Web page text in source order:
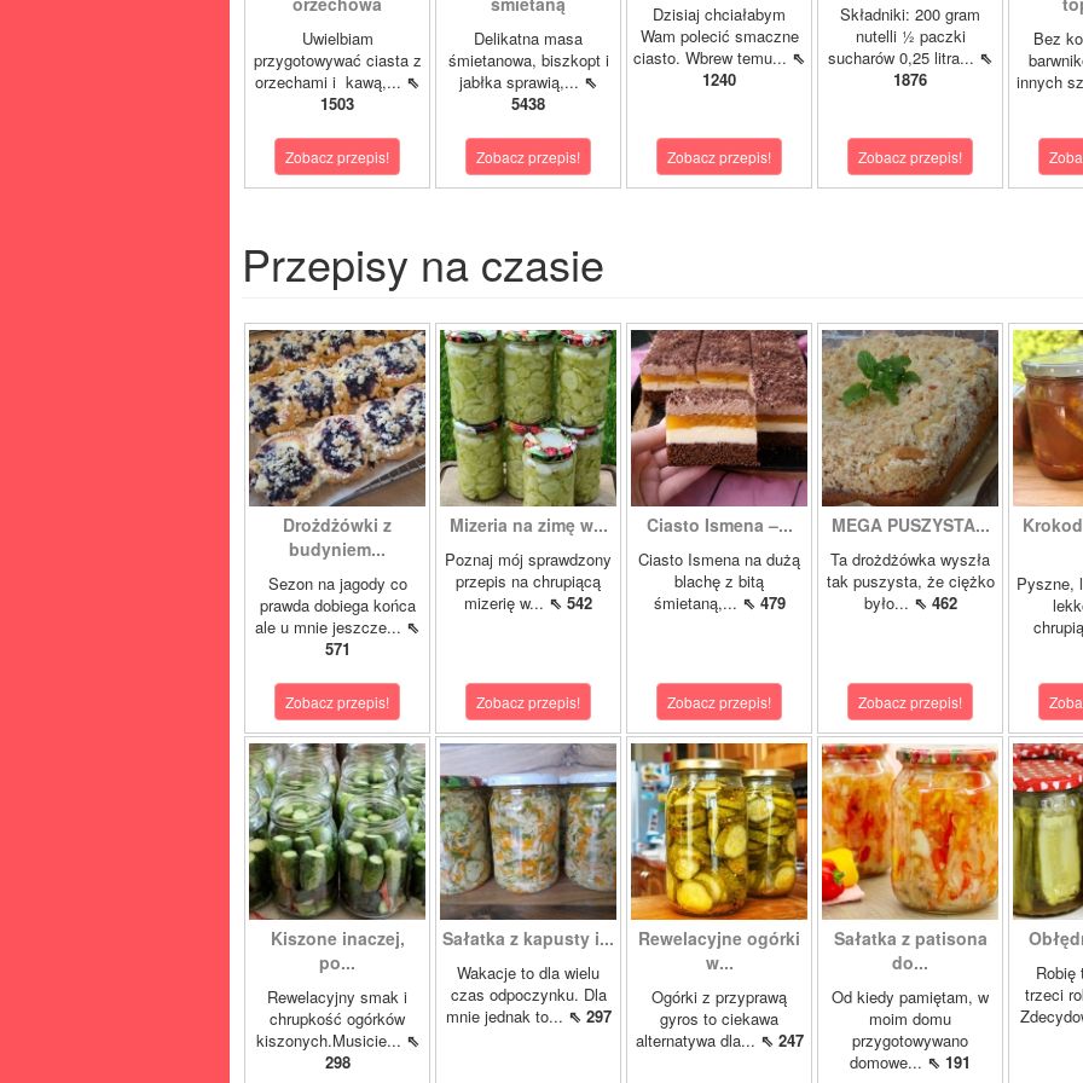
Uwielbiam
przygotowywać ciasta z
orzechami i kawą,... ⇖
1503
Zobacz przepis!
Delikatna masa
śmietanowa, biszkopt i
jabłka sprawią,... ⇖
5438
Zobacz przepis!
Dzisiaj chciałabym
Wam polecić smaczne
ciasto. Wbrew temu... ⇖
1240
Zobacz przepis!
Składniki: 200 gram
nutelli ½ paczki
sucharów 0,25 litra... ⇖
1876
Zobacz przepis!
Bez
innych
Przepisy na czasie
Drożdżówki z
budyniem...
Sezon na jagody co
prawda dobiega końca
ale u mnie jeszcze... ⇖
571
Zobacz przepis!
Mizeria na zimę w...
Poznaj mój sprawdzony
przepis na chrupiącą
mizerię w... ⇖ 542
Zobacz przepis!
Ciasto Ismena –...
Ciasto Ismena na dużą
blachę z bitą
śmietaną,... ⇖ 479
Zobacz przepis!
MEGA PUSZYSTA...
Ta drożdżówka wyszła
tak puszysta, że ciężko
było... ⇖ 462
Zobacz przepis!
Pyszne,
Kiszone inaczej,
po...
Rewelacyjny smak i
chrupkość ogórków
kiszonych.Musicie... ⇖
298
Sałatka z kapusty i...
Wakacje to dla wielu
czas odpoczynku. Dla
mnie jednak to... ⇖ 297
Rewelacyjne ogórki
w...
Ogórki z przyprawą
gyros to ciekawa
alternatywa dla... ⇖ 247
Sałatka z patisona
do...
Od kiedy pamiętam, w
moim domu
przygotowywano
domowe... ⇖ 191
Robię
trzeci